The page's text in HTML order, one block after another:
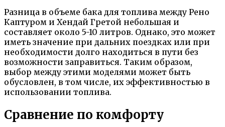
Разница в объеме бака для топлива между Рено
Каптуром и Хендай Гретой небольшая и
составляет около 5-10 литров. Однако, это может
иметь значение при дальних поездках или при
необходимости долго находиться в пути без
возможности заправиться. Таким образом,
выбор между этими моделями может быть
обусловлен, в том числе, их эффективностью в
использовании топлива.
Сравнение по комфорту